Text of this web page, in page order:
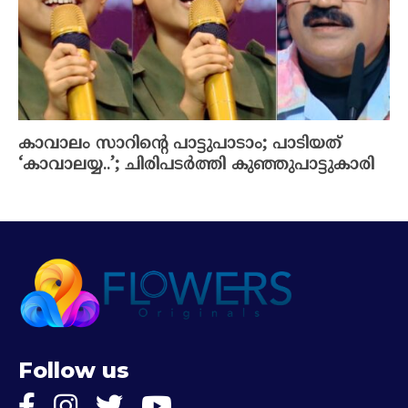
കാവാലം സാറിന്റെ പാട്ടുപാടാം; പാടിയത്
‘കാവാലയ്യ..’; ചിരിപടർത്തി കുഞ്ഞുപാട്ടുകാരി
Follow us